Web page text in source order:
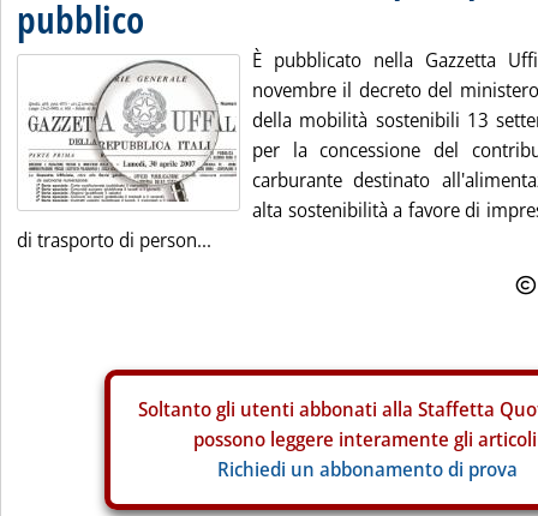
pubblico
È pubblicato nella Gazzetta
novembre il decreto del
della mobilità sostenibili 13
per la concessione del
carburante destinato
alta sostenibilità a favore di
di trasporto di person...
Soltanto gli utenti abbonati alla Staffetta
possono leggere interamente gli
Richiedi un abbonamento di prova